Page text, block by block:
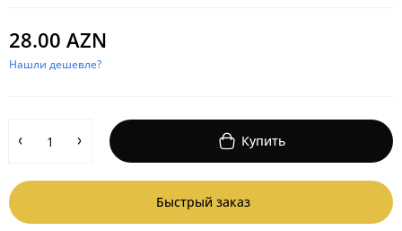
28.00 AZN
Нашли дешевле?
Купить
Быстрый заказ